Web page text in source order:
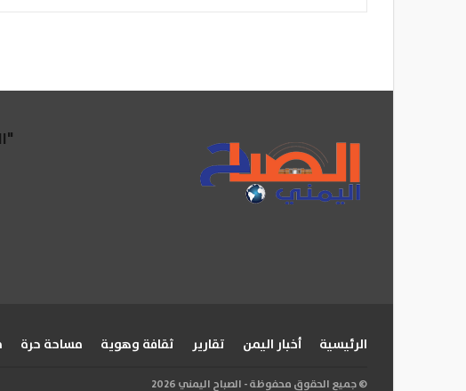
الرئيسية أخبار اليمن تقارير ثقافة وهوية مساحة حرة
© جميع الحقوق محفوظة - الصباح اليمني 2026